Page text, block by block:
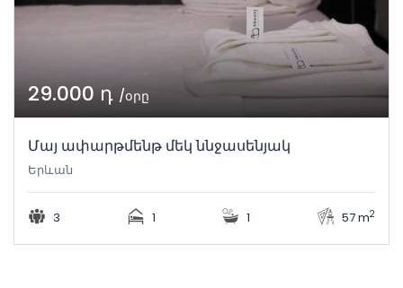
29.000 դ/օրը
Մայ ափարթմենթ մեկ ննջասենյակ
Երևան
3 1 1 57 m2